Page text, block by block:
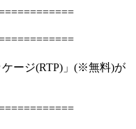
ケージ(RTP)」(※無料)が